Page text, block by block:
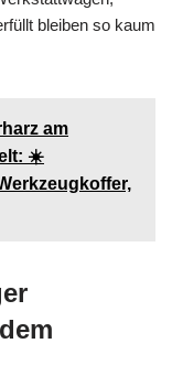
bleiben so kaum
am
☀️